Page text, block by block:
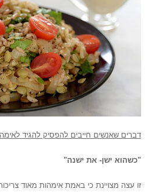
דברים שאנשים חייבים להפסיק להגיד
"כשהוא ישן- את ישנה"
זו עצה מצויינת כי באמת אימהות מאוד